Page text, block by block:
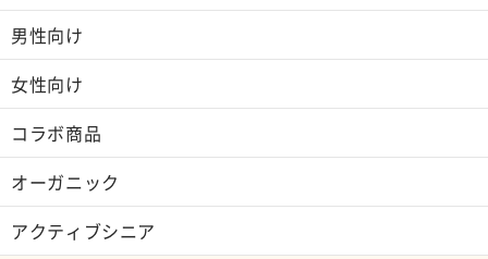
男性向け
女性向け
コラボ商品
オーガニック
アクティブシニア